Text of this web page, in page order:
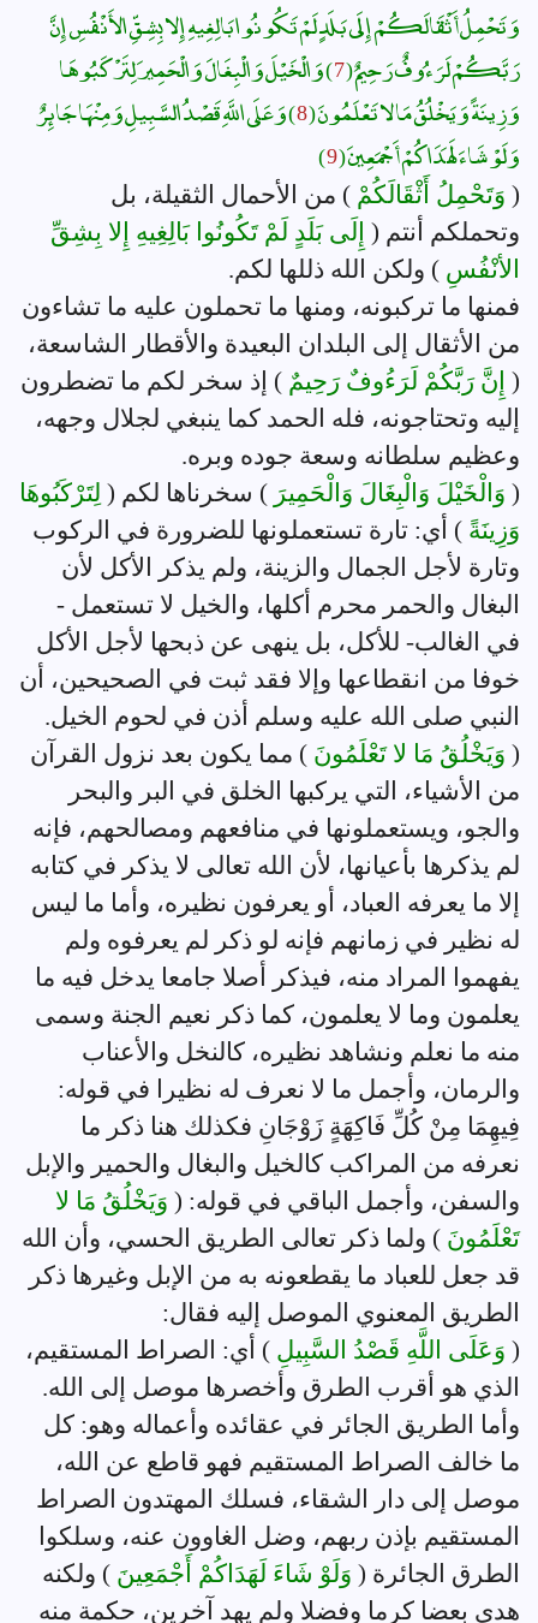
وَتَحْمِلُ أَثْقَالَكُمْ إِلَى بَلَدٍ لَمْ تَكُونُوا بَالِغِيهِ إِلا بِشِقِّ الأَنْفُسِ إِنَّ
رَبَّكُمْ لَرَءُوفٌ رَحِيمٌ ( ) وَالْخَيْلَ وَالْبِغَالَ وَالْحَمِيرَ لِتَرْكَبُوهَا
وَزِينَةً وَيَخْلُقُ مَا لا تَعْلَمُونَ ( ) وَعَلَى اللَّهِ قَصْدُ السَّبِيلِ وَمِنْهَا جَائِرٌ
وَلَوْ شَاءَ لَهَدَاكُمْ أَجْمَعِينَ ( )
( وَتَحْمِلُ أَثْقَالَكُمْ ) من الأحمال الثقيلة، بل
وتحملكم أنتم ( إِلَى بَلَدٍ لَمْ تَكُونُوا بَالِغِيهِ إِلا بِشِقِّ
الأنْفُسِ ) ولكن الله ذللها لكم.
فمنها ما تركبونه، ومنها ما تحملون عليه ما تشاءون
من الأثقال إلى البلدان البعيدة والأقطار الشاسعة،
( إِنَّ رَبَّكُمْ لَرَءُوفٌ رَحِيمٌ ) إذ سخر لكم ما تضطرون
إليه وتحتاجونه، فله الحمد كما ينبغي لجلال وجهه،
وعظيم سلطانه وسعة جوده وبره.
( وَالْخَيْلَ وَالْبِغَالَ وَالْحَمِيرَ ) سخرناها لكم ( لِتَرْكَبُوهَا
وَزِينَةً ) أي: تارة تستعملونها للضرورة في الركوب
وتارة لأجل الجمال والزينة، ولم يذكر الأكل لأن
البغال والحمر محرم أكلها، والخيل لا تستعمل -
في الغالب- للأكل، بل ينهى عن ذبحها لأجل الأكل
خوفا من انقطاعها وإلا فقد ثبت في الصحيحين، أن
النبي صلى الله عليه وسلم أذن في لحوم الخيل.
( وَيَخْلُقُ مَا لا تَعْلَمُونَ ) مما يكون بعد نزول القرآن
من الأشياء، التي يركبها الخلق في البر والبحر
والجو، ويستعملونها في منافعهم ومصالحهم، فإنه
لم يذكرها بأعيانها، لأن الله تعالى لا يذكر في كتابه
إلا ما يعرفه العباد، أو يعرفون نظيره، وأما ما ليس
له نظير في زمانهم فإنه لو ذكر لم يعرفوه ولم
يفهموا المراد منه، فيذكر أصلا جامعا يدخل فيه ما
يعلمون وما لا يعلمون، كما ذكر نعيم الجنة وسمى
منه ما نعلم ونشاهد نظيره، كالنخل والأعناب
والرمان، وأجمل ما لا نعرف له نظيرا في قوله:
فِيهِمَا مِنْ كُلِّ فَاكِهَةٍ زَوْجَانِ فكذلك هنا ذكر ما
نعرفه من المراكب كالخيل والبغال والحمير والإبل
والسفن، وأجمل الباقي في قوله: ( وَيَخْلُقُ مَا لا
تَعْلَمُونَ ) ولما ذكر تعالى الطريق الحسي، وأن الله
قد جعل للعباد ما يقطعونه به من الإبل وغيرها ذكر
الطريق المعنوي الموصل إليه فقال:
( وَعَلَى اللَّهِ قَصْدُ السَّبِيلِ ) أي: الصراط المستقيم،
الذي هو أقرب الطرق وأخصرها موصل إلى الله.
وأما الطريق الجائر في عقائده وأعماله وهو: كل
ما خالف الصراط المستقيم فهو قاطع عن الله،
موصل إلى دار الشقاء، فسلك المهتدون الصراط
المستقيم بإذن ربهم، وضل الغاوون عنه، وسلكوا
الطرق الجائرة ( وَلَوْ شَاءَ لَهَدَاكُمْ أَجْمَعِينَ ) ولكنه
هدى بعضا كرما وفضلا ولم يهد آخرين، حكمة منه